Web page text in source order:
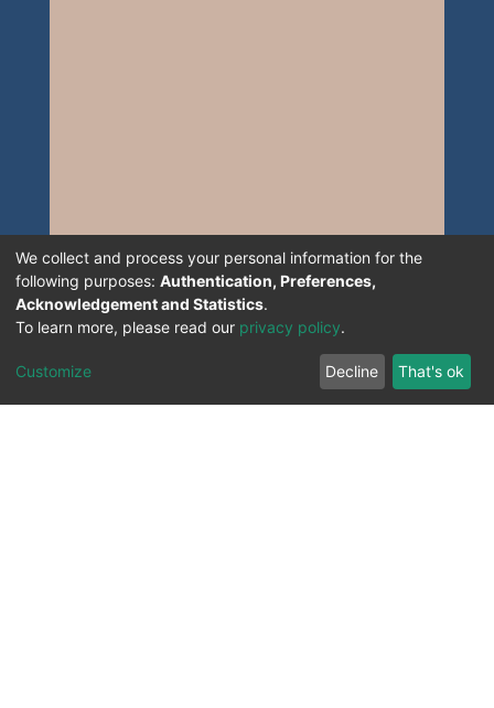
We collect and process your personal information for the
following purposes: Authentication, Preferences,
Acknowledgement and Statistics.
To learn more, please read our privacy policy.
Customize Decline That's ok